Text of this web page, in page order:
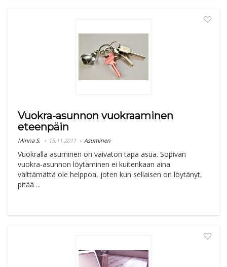
Vuokra-asunnon vuokraaminen
eteenpäin
Minna S. 15.11.2011 Asuminen
Vuokralla asuminen on vaivaton tapa asua. Sopivan
vuokra-asunnon löytäminen ei kuitenkaan aina
välttämättä ole helppoa, joten kun sellaisen on löytänyt,
pitää ...